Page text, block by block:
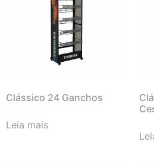
Clássico 24 Ganchos
Leia mais